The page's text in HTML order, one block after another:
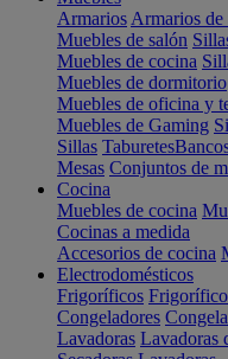
Armarios Armarios
Muebles de salón
Muebles de cocina
Muebles de dormitorio
Muebles de oficina y
Muebles de Gaming
Sillas Taburetes
Mesas Conjuntos de
Cocina
Muebles de cocina
Cocinas a medida
Accesorios de cocina
Electrodomésticos
Frigoríficos
Congeladores
Lavadoras Lavadoras